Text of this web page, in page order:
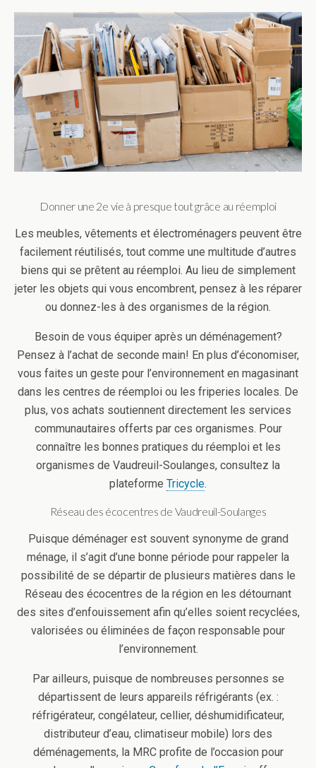
Donner une 2e vie à presque tout grâce au réemploi
Les meubles, vêtements et électroménagers peuvent être
facilement réutilisés, tout comme une multitude d’autres
biens qui se prêtent au réemploi. Au lieu de simplement
jeter les objets qui vous encombrent, pensez à les réparer
ou donnez-les à des organismes de la région.
Besoin de vous équiper après un déménagement?
Pensez à l’achat de seconde main! En plus d’économiser,
vous faites un geste pour l’environnement en magasinant
dans les centres de réemploi ou les friperies locales. De
plus, vos achats soutiennent directement les services
communautaires offerts par ces organismes. Pour
connaître les bonnes pratiques du réemploi et les
organismes de Vaudreuil-Soulanges, consultez la
plateforme Tricycle.
Réseau des écocentres de Vaudreuil-Soulanges
Puisque déménager est souvent synonyme de grand
ménage, il s’agit d’une bonne période pour rappeler la
possibilité de se départir de plusieurs matières dans le
Réseau des écocentres de la région en les détournant
des sites d’enfouissement afin qu’elles soient recyclées,
valorisées ou éliminées de façon responsable pour
l’environnement.
Par ailleurs, puisque de nombreuses personnes se
départissent de leurs appareils réfrigérants (ex. :
réfrigérateur, congélateur, cellier, déshumidificateur,
distributeur d’eau, climatiseur mobile) lors des
déménagements, la MRC profite de l’occasion pour